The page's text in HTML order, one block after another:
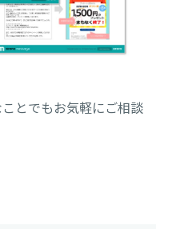
とでもお気軽にご相談